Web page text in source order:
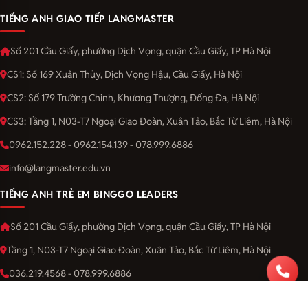
TIẾNG ANH GIAO TIẾP LANGMASTER
Số 201 Cầu Giấy, phường Dịch Vọng, quận Cầu Giấy, TP Hà Nội
CS1: Số 169 Xuân Thủy, Dịch Vọng Hậu, Cầu Giấy, Hà Nội
CS2: Số 179 Trường Chinh, Khương Thượng, Đống Đa, Hà Nội
CS3: Tầng 1, N03-T7 Ngoại Giao Đoàn, Xuân Tảo, Bắc Từ Liêm, Hà Nội
0962.152.228 - 0962.154.139 - 078.999.6886
info@langmaster.edu.vn
TIẾNG ANH TRẺ EM BINGGO LEADERS
Số 201 Cầu Giấy, phường Dịch Vọng, quận Cầu Giấy, TP Hà Nội
Tầng 1, N03-T7 Ngoại Giao Đoàn, Xuân Tảo, Bắc Từ Liêm, Hà Nội
036.219.4568 - 078.999.6886